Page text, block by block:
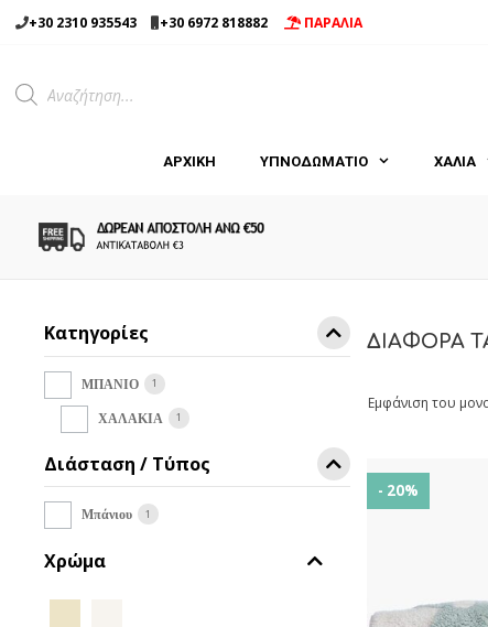
Μετάβαση
σε
+30 2310 935543 +30 6972 818882 ΠΑΡΑΛΙΑ
Products
search
ΑΡΧΙΚΉ ΥΠΝΟΔΩΜΑΤΙΟ ΧΑΛΙΑ
ΔΙΑΦΟΡΑ
Εμφάνιση του
- 20%
Κατηγορίες
ΜΠΑΝΙΟ 1
ΧΑΛΑΚΙΑ 1
Διάσταση / Τύπος
Μπάνιου 1
Χρώμα